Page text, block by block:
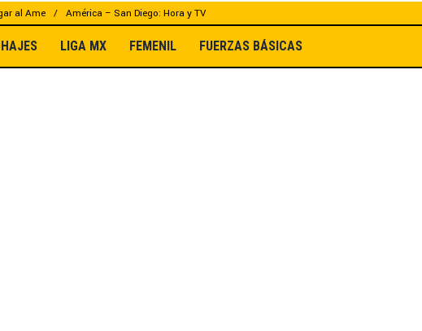
al Ame América – San Diego: Hora y TV
LIGA MX FEMENIL FUERZAS BÁSICAS